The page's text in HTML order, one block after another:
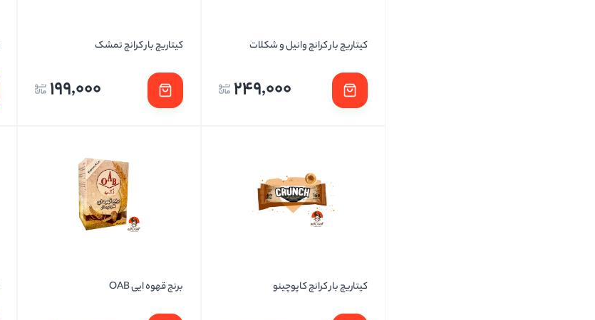
کیتاریچ بار کرانچ وانیل و شکلات
249,000
کیتاریچ بار کرانچ تمشک
199,000
کیتاریچ بار کرانچ کاپوچینو برنج قهوه ایی OAB